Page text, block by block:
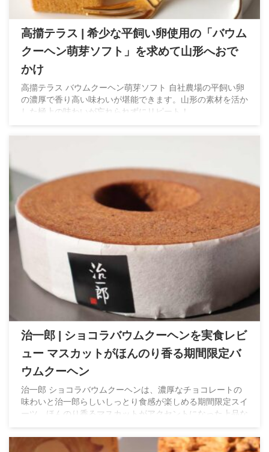
高擶テラス | 希少な平飼い卵使用の「バウム
クーヘン萌芽ソフト」を求めて山形へおで
かけ
高擶テラス バウムクーヘン萌芽ソフト 自社農場の平飼い卵
の濃厚で香り高い味わいが堪能できます。山形の素材を活か
した極上の味わいが忘れられずにリピート！
治一郎 | ショコラバウムクーヘンを実食レビ
ュー マスカットがほんのり香る期間限定バ
ウムクーヘン
治一郎 ショコラバウムクーヘンは、濃厚なチョコレートの
味わいと治一郎らしいしっとり食感が楽しめる期間限定スイ
ーツ。ほんのり香るマスカットがアクセントになった上品な
す。